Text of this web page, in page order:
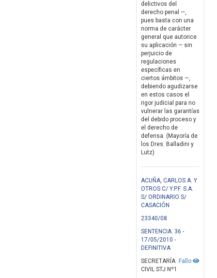
delictivos del
derecho penal —,
pues basta con una
norma de carácter
general que autorice
su aplicación — sin
perjuicio de
regulaciones
específicas en
ciertos ámbitos —,
debiendo agudizarse
en estos casos el
rigor judicial para no
vulnerar las garantías
del debido proceso y
el derecho de
defensa. (Mayoría de
los Dres. Balladini y
Lutz)
ACUÑA, CARLOS A. Y
OTROS C/ Y.P.F. S.A.
S/ ORDINARIO S/
CASACIÓN
23340/08
SENTENCIA: 36 -
17/05/2010 -
DEFINITIVA
Fallo
SECRETARÍA
CIVIL STJ Nº1